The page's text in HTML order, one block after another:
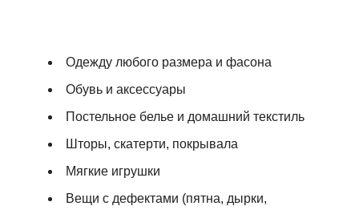
Одежду любого размера и фасона
Обувь и аксессуары
Постельное белье и домашний текстиль
Шторы, скатерти, покрывала
Мягкие игрушки
Вещи с дефектами (пятна, дырки,